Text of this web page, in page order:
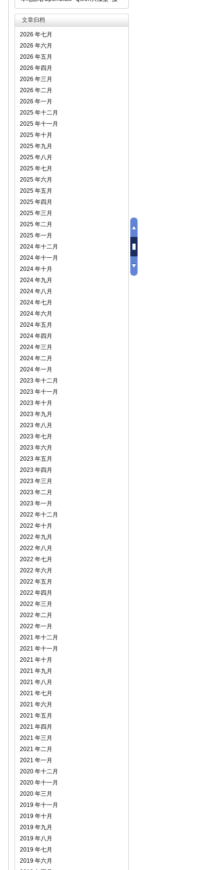
文章归档
2026 年七月
2026 年六月
2026 年五月
2026 年四月
2026 年三月
2026 年二月
2026 年一月
2025 年十二月
2025 年十一月
2025 年十月
2025 年九月
2025 年八月
2025 年七月
2025 年六月
2025 年五月
2025 年四月
2025 年三月
2025 年二月
2025 年一月
2024 年十二月
2024 年十一月
2024 年十月
2024 年九月
2024 年八月
2024 年七月
2024 年六月
2024 年五月
2024 年四月
2024 年三月
2024 年二月
2024 年一月
2023 年十二月
2023 年十一月
2023 年十月
2023 年九月
2023 年八月
2023 年七月
2023 年六月
2023 年五月
2023 年四月
2023 年三月
2023 年二月
2023 年一月
2022 年十二月
2022 年十月
2022 年九月
2022 年八月
2022 年七月
2022 年六月
2022 年五月
2022 年四月
2022 年三月
2022 年二月
2022 年一月
2021 年十二月
2021 年十一月
2021 年十月
2021 年九月
2021 年八月
2021 年七月
2021 年六月
2021 年五月
2021 年四月
2021 年三月
2021 年二月
2021 年一月
2020 年十二月
2020 年十一月
2020 年三月
2019 年十一月
2019 年十月
2019 年九月
2019 年八月
2019 年七月
2019 年六月